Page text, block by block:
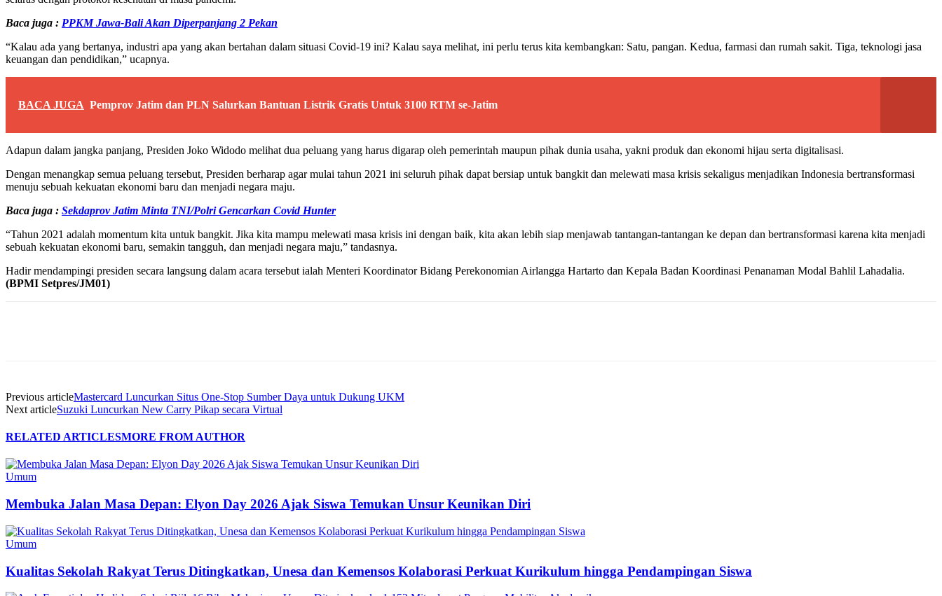
Baca juga : PPKM Jawa-Bali Akan Diperpanjang 2 Pekan
“Kalau ada yang bertanya, industri apa yang akan bertahan dalam situasi Covid-19 ini? Kalau saya melihat, ini perlu terus kita kembangkan: Satu, pangan. Kedua, farmasi dan rumah sakit. Tiga, teknologi jasa
keuangan dan pendidikan,” ucapnya.
BACA JUGA Pemprov Jatim dan PLN Salurkan Bantuan Listrik Gratis Untuk 3100 RTM se-Jatim
Adapun dalam jangka panjang, Presiden Joko Widodo melihat dua peluang yang harus digarap oleh pemerintah maupun pihak dunia usaha, yakni produk dan ekonomi hijau serta digitalisasi.
Dengan menangkap semua peluang tersebut, Presiden berharap agar mulai tahun 2021 ini seluruh pihak dapat bersiap untuk bangkit dan melewati masa krisis sekaligus menjadikan Indonesia bertransformasi
menuju sebuah kekuatan ekonomi baru dan menjadi negara maju.
Baca juga : Sekdaprov Jatim Minta TNI/Polri Gencarkan Covid Hunter
“Tahun 2021 adalah momentum kita untuk bangkit. Jika kita mampu melewati masa krisis ini dengan baik, kita akan lebih siap menjawab tantangan-tantangan ke depan dan bertransformasi karena kita menjadi
sebuah kekuatan ekonomi baru, semakin tangguh, dan menjadi negara maju,” tandasnya.
Hadir mendampingi presiden secara langsung dalam acara tersebut ialah Menteri Koordinator Bidang Perekonomian Airlangga Hartarto dan Kepala Badan Koordinasi Penanaman Modal Bahlil Lahadalia.
(BPMI Setpres/JM01)
Previous articleMastercard Luncurkan Situs One-Stop Sumber Daya untuk Dukung UKM
Next articleSuzuki Luncurkan New Carry Pikap secara Virtual
RELATED ARTICLESMORE FROM AUTHOR
Umum
Membuka Jalan Masa Depan: Elyon Day 2026 Ajak Siswa Temukan Unsur Keunikan Diri
Umum
Kualitas Sekolah Rakyat Terus Ditingkatkan, Unesa dan Kemensos Kolaborasi Perkuat Kurikulum hingga Pendampingan Siswa